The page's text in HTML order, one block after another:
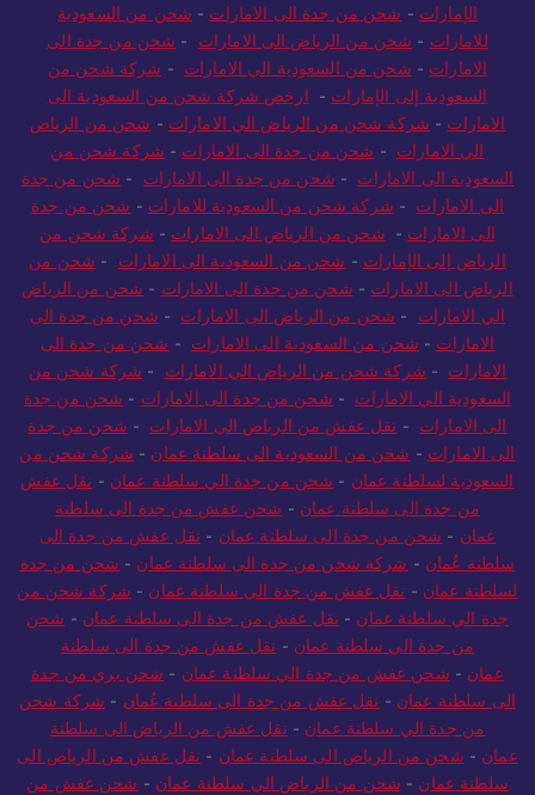
إلى الإمارات- شحن من جدة الى الامارات- شركة شحن من جدة إلى
الإمارات-شحن من جدة الى الامارات-
شحن من السعودية
للامارات - شحن من الرياض الى الامارات- شحن من جدة الى
الامارات-شحن من السعودية الي الامارات-شركة شحن من
السعودية إلى الإمارات -ارخص شركة شحن من السعودية الى
الامارات- شركة شحن من الرياض الي الامارات - شحن من الرياض
الي الامارات-شحن من جدة الى الامارات- شركة شحن من
السعودية الى الامارات-شحن من جدة الى الامارات -شحن من جدة
الى الامارات- شركة شحن من السعودية للامارات- شحن من جدة
الى الامارات- شحن من الرياض الى الامارات-شركة شحن من
الرياض إلى الإمارات-شحن من السعودية الى الامارات-شحن من
الرياض الى الامارات- شحن من جدة الى الامارات -شحن من الرياض
الي الامارات-شحن من الرياض الى الامارات -شحن من جدة الى
الامارات-شحن من السعودية الى الامارات-شحن من جدة الى
الامارات - شركة شحن من الرياض الي الامارات -شركة شحن من
السعودية الي الامارات- شحن من جدة الى الامارات -شحن من جدة
الى الامارات-نقل عفش من الرياض الى الامارات -شحن من جدة
الى الامارات -شحن من السعودية الى سلطنة عمان -شركة شحن من
السعودية لسلطنة عمان-شحن من جدة الي سلطنة عمان -نقل عفش
من جدة الى سلطنة عمان-شحن عفش من جدة الى سلطنة
عمان-شحن من جدة الى سلطنة عمان-نقل عفش من جدة الى
سلطنة عُمان- شركة شحن من جدة الى سلطنة عمان - شحن من جدة
لسلطنة عمان-نقل عفش من جدة الي سلطنة عمان-شركة شحن من
جدة الي سلطنة عمان-نقل عفش من جدة الى سلطنة عمان-شحن
من جدة الي سلطنة عمان-
نقل عفش من جدة الى سلطنة
عمان-شحن عفش من جدة الي سلطنة عمان- شحن بري من جدة
الى سلطنة عمان
- نقل عفش من جدة الى سلطنة عُمان-
شركة شحن
من جدة الي سلطنة عمان-نقل عفش من الرياض الى سلطنة
عمان-شحن من الرياض الى سلطنة عمان-نقل عفش من الرياض الى